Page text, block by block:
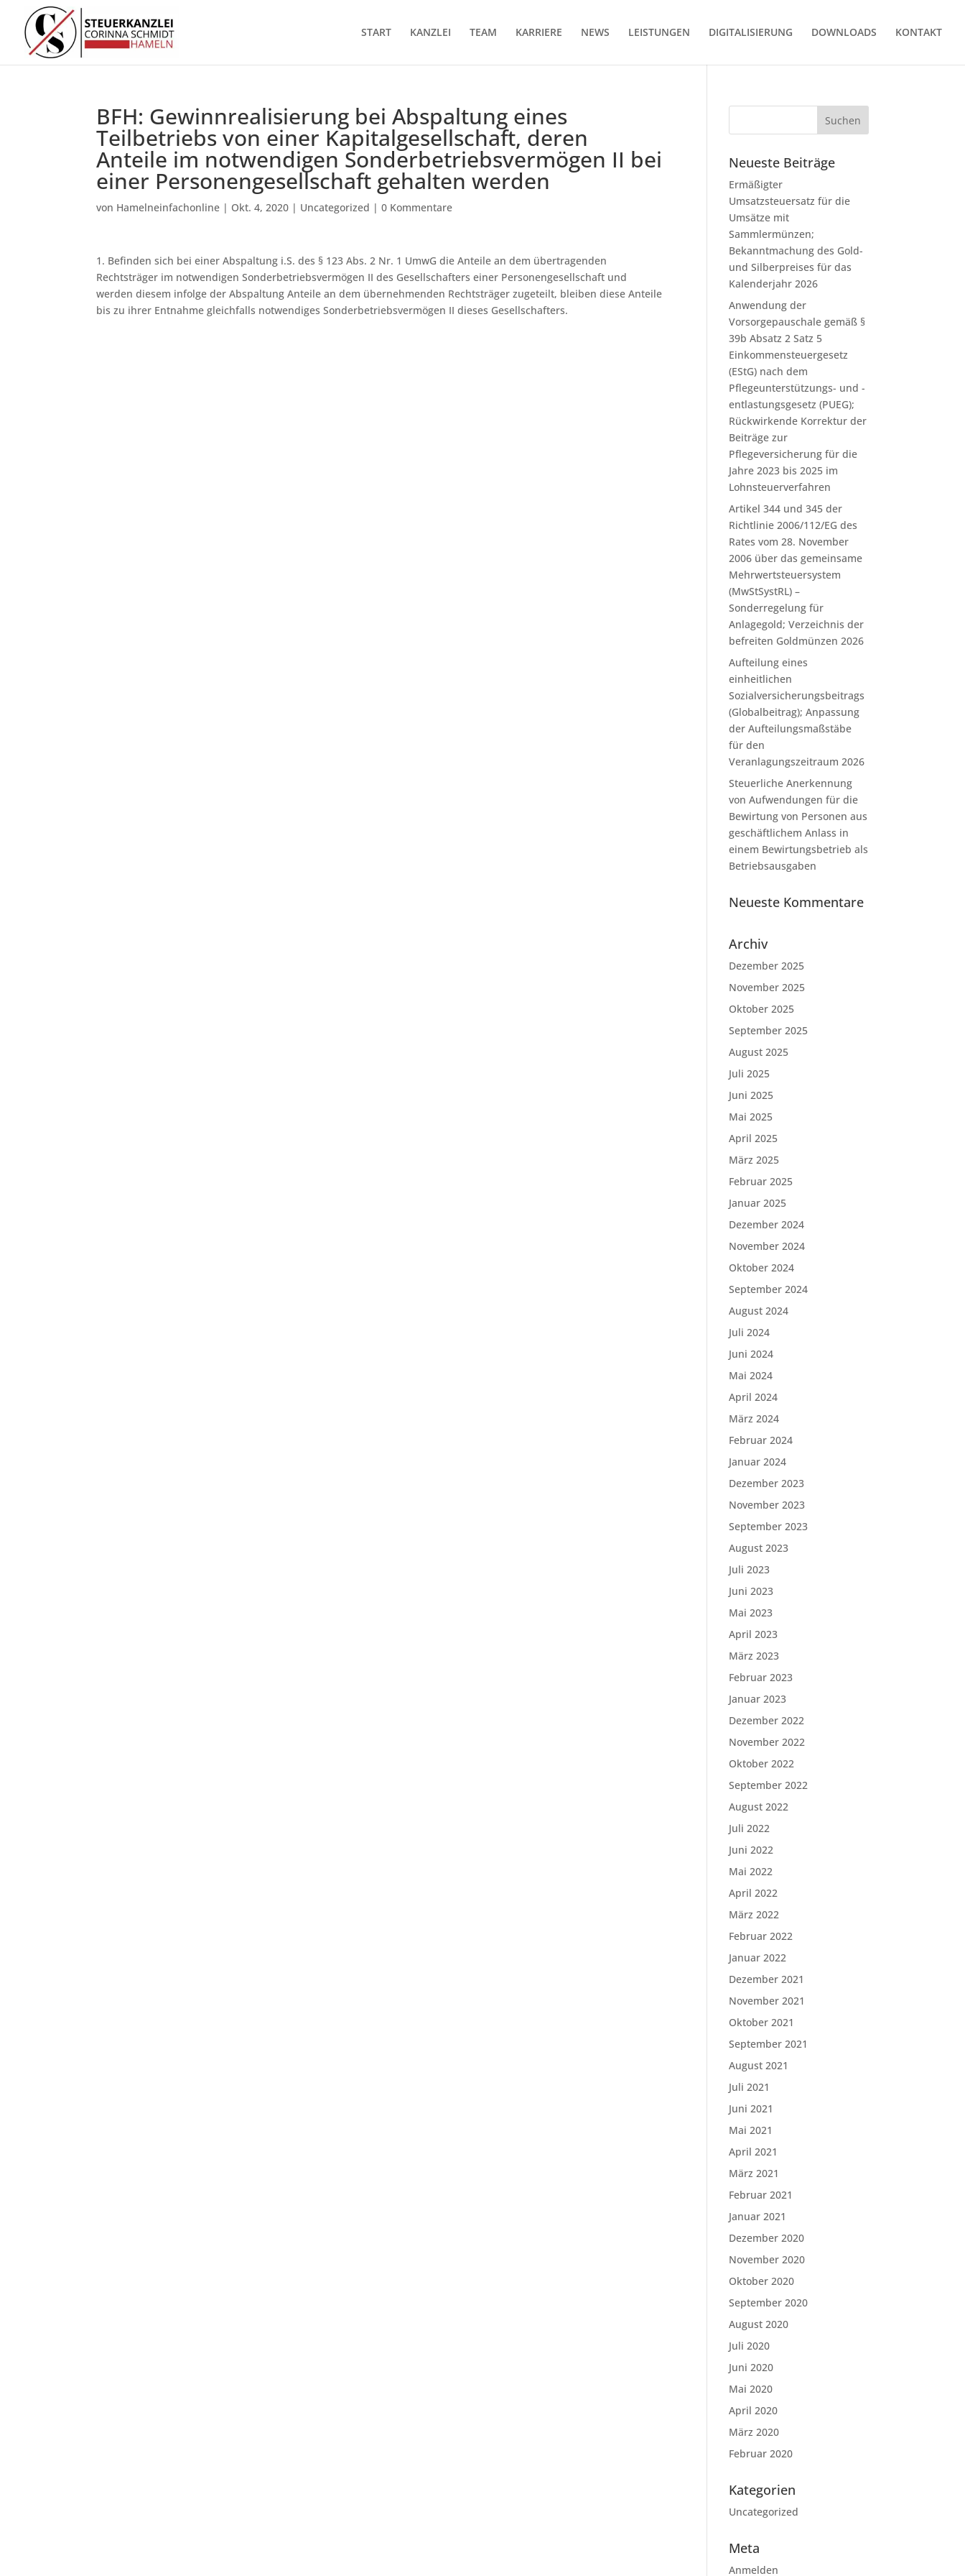
START KANZLEI TEAM KARRIERE NEWS LEISTUNGEN DIGITALISIERUNG DOWNLOADS KONTAKT
BFH: Gewinnrealisierung bei Abspaltung eines
Teilbetriebs von einer Kapitalgesellschaft, deren
Anteile im notwendigen Sonderbetriebsvermögen II bei
einer Personengesellschaft gehalten werden
von Hamelneinfachonline | Okt. 4, 2020 | Uncategorized |0 Kommentare
1. Befinden sich bei einer Abspaltung i.S. des § 123 Abs. 2 Nr. 1 UmwG die Anteile an dem übertragenden
Rechtsträger im notwendigen Sonderbetriebsvermögen II des Gesellschafters einer Personengesellschaft und
werden diesem infolge der Abspaltung Anteile an dem übernehmenden Rechtsträger zugeteilt, bleiben diese Anteile
bis zu ihrer Entnahme gleichfalls notwendiges Sonderbetriebsvermögen II dieses Gesellschafters.
Neueste Beiträge
Ermäßigter
Umsatzsteuersatz für die
Umsätze mit
Sammlermünzen;
Bekanntmachung des Gold-
und Silberpreises für das
Kalenderjahr 2026
Anwendung der
Vorsorgepauschale gemäß §
39b Absatz 2 Satz 5
Einkommensteuergesetz
(EStG) nach dem
Pflegeunterstützungs- und -
entlastungsgesetz (PUEG);
Rückwirkende Korrektur der
Beiträge zur
Pflegeversicherung für die
Jahre 2023 bis 2025 im
Lohnsteuerverfahren
Artikel 344 und 345 der
Richtlinie 2006/112/EG des
Rates vom 28. November
2006 über das gemeinsame
Mehrwertsteuersystem
(MwStSystRL) –
Sonderregelung für
Anlagegold; Verzeichnis der
befreiten Goldmünzen 2026
Aufteilung eines
einheitlichen
Sozialversicherungsbeitrags
(Globalbeitrag); Anpassung
der Aufteilungsmaßstäbe
für den
Veranlagungszeitraum 2026
Steuerliche Anerkennung
von Aufwendungen für die
Bewirtung von Personen aus
geschäftlichem Anlass in
einem Bewirtungsbetrieb als
Betriebsausgaben
Neueste Kommentare
Archiv
Dezember 2025
November 2025
Oktober 2025
September 2025
August 2025
Juli 2025
Juni 2025
Mai 2025
April 2025
März 2025
Februar 2025
Januar 2025
Dezember 2024
November 2024
Oktober 2024
September 2024
August 2024
Juli 2024
Juni 2024
Mai 2024
April 2024
März 2024
Februar 2024
Januar 2024
Dezember 2023
November 2023
September 2023
August 2023
Juli 2023
Juni 2023
Mai 2023
April 2023
März 2023
Februar 2023
Januar 2023
Dezember 2022
November 2022
Oktober 2022
September 2022
August 2022
Juli 2022
Juni 2022
Mai 2022
April 2022
März 2022
Februar 2022
Januar 2022
Dezember 2021
November 2021
Oktober 2021
September 2021
August 2021
Juli 2021
Juni 2021
Mai 2021
April 2021
März 2021
Februar 2021
Januar 2021
Dezember 2020
November 2020
Oktober 2020
September 2020
August 2020
Juli 2020
Juni 2020
Mai 2020
April 2020
März 2020
Februar 2020
Kategorien
Uncategorized
Meta
Anmelden